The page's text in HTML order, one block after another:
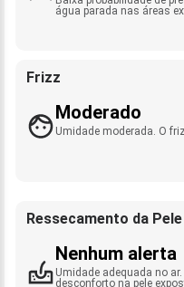
água parada nas áreas
Frizz
Moderado
Umidade moderada. O
Ressecamento da Pele
Nenhum alerta
Umidade adequada no
desconforto na pele